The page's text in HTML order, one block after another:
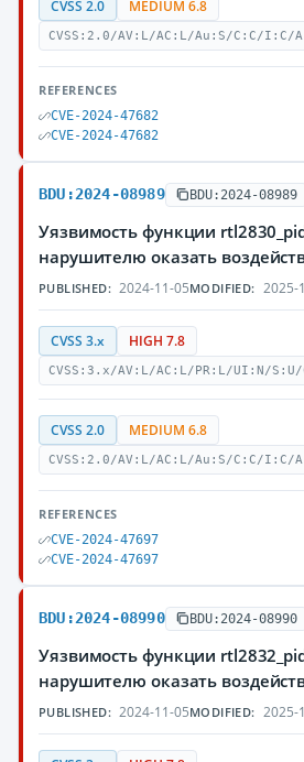
CVSS 2.0 MEDIUM 6.8
CVSS:2.0/AV:L/AC:L/Au:S/C:C/I:C/
REFERENCES
CVE-2024-47682
CVE-2024-47682
BDU:2024-08989 BDU:2024-08989
Уязвимость функции
нарушителю оказать
PUBLISHED: 2024-11-05MODIFIED: 2025-
CVSS 3.x HIGH 7.8
CVSS:3.x/AV:L/AC:L/PR:L/UI:N/
CVSS 2.0 MEDIUM 6.8
CVSS:2.0/AV:L/AC:L/Au:S/C:C/I:C/
REFERENCES
CVE-2024-47697
CVE-2024-47697
BDU:2024-08990 BDU:2024-08990
Уязвимость функции
нарушителю оказать
PUBLISHED: 2024-11-05MODIFIED: 2025-